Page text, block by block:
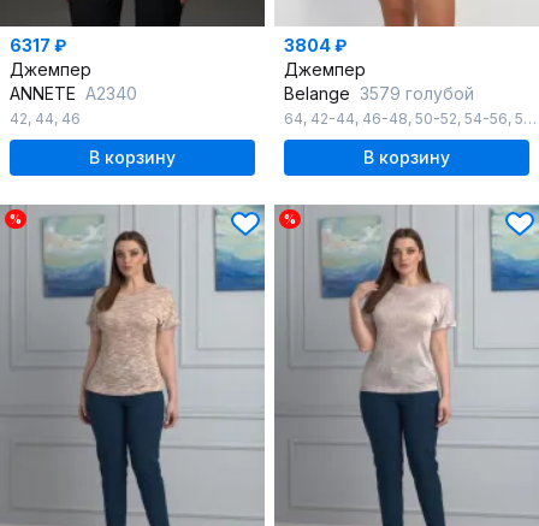
6317 ₽
Джемпер
ANNETE A2340
42, 44, 46
В корзину
3804 ₽
Джемпер
Belange 3579 голубой
64, 42-44, 46-48, 50-52, 54-56, 58-60
В корзину
% %